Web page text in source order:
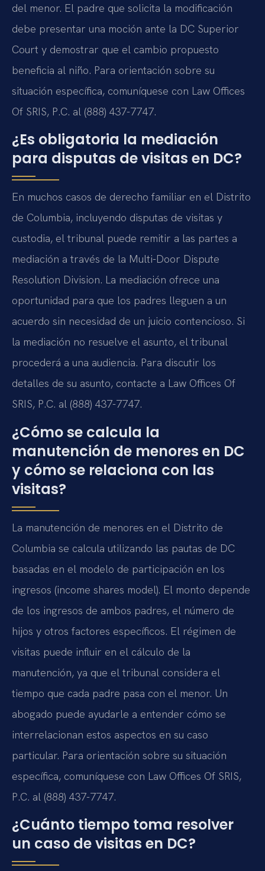
del menor. El padre que solicita la modificación
debe presentar una moción ante la DC Superior
Court y demostrar que el cambio propuesto
beneficia al niño. Para orientación sobre su
situación específica, comuníquese con Law Offices
Of SRIS, P.C. al (888) 437-7747.
¿Es obligatoria la mediación
para disputas de visitas en DC?
En muchos casos de derecho familiar en el Distrito
de Columbia, incluyendo disputas de visitas y
custodia, el tribunal puede remitir a las partes a
mediación a través de la Multi-Door Dispute
Resolution Division. La mediación ofrece una
oportunidad para que los padres lleguen a un
acuerdo sin necesidad de un juicio contencioso. Si
la mediación no resuelve el asunto, el tribunal
procederá a una audiencia. Para discutir los
detalles de su asunto, contacte a Law Offices Of
SRIS, P.C. al (888) 437-7747.
¿Cómo se calcula la
manutención de menores en DC
y cómo se relaciona con las
visitas?
La manutención de menores en el Distrito de
Columbia se calcula utilizando las pautas de DC
basadas en el modelo de participación en los
ingresos (income shares model). El monto depende
de los ingresos de ambos padres, el número de
hijos y otros factores específicos. El régimen de
visitas puede influir en el cálculo de la
manutención, ya que el tribunal considera el
tiempo que cada padre pasa con el menor. Un
abogado puede ayudarle a entender cómo se
interrelacionan estos aspectos en su caso
particular. Para orientación sobre su situación
específica, comuníquese con Law Offices Of SRIS,
P.C. al (888) 437-7747.
¿Cuánto tiempo toma resolver
un caso de visitas en DC?